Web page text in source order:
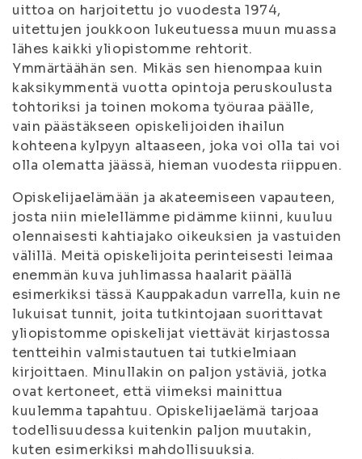
uittoa on harjoitettu jo vuodesta 1974,
uitettujen joukkoon lukeutuessa muun muassa
lähes kaikki yliopistomme rehtorit.
Ymmärtäähän sen. Mikäs sen hienompaa kuin
kaksikymmentä vuotta opintoja peruskoulusta
tohtoriksi ja toinen mokoma työuraa päälle,
vain päästäkseen opiskelijoiden ihailun
kohteena kylpyyn altaaseen, joka voi olla tai voi
olla olematta jäässä, hieman vuodesta riippuen.
Opiskelijaelämään ja akateemiseen vapauteen,
josta niin mielellämme pidämme kiinni, kuuluu
olennaisesti kahtiajako oikeuksien ja vastuiden
välillä. Meitä opiskelijoita perinteisesti leimaa
enemmän kuva juhlimassa haalarit päällä
esimerkiksi tässä Kauppakadun varrella, kuin ne
lukuisat tunnit, joita tutkintojaan suorittavat
yliopistomme opiskelijat viettävät kirjastossa
tentteihin valmistautuen tai tutkielmiaan
kirjoittaen. Minullakin on paljon ystäviä, jotka
ovat kertoneet, että viimeksi mainittua
kuulemma tapahtuu. Opiskelijaelämä tarjoaa
todellisuudessa kuitenkin paljon muutakin,
kuten esimerkiksi mahdollisuuksia.